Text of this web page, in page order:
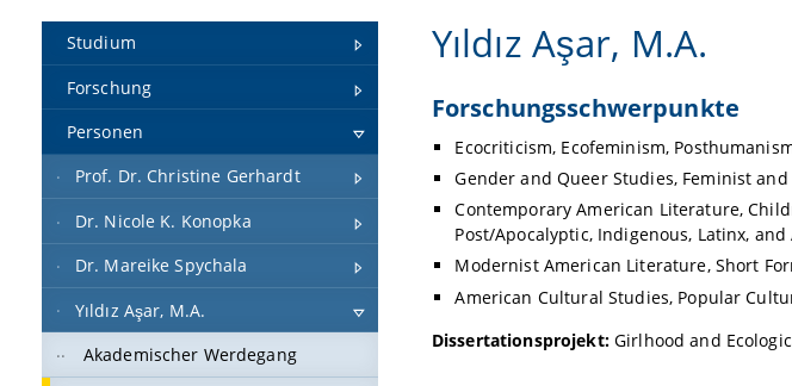
Studium
Forschung
Personen
Prof. Dr. Christine Gerhardt
Dr. Nicole K. Konopka
Dr. Mareike Spychala
Yıldız Aşar, M.A.
Akademischer Werdegang
Yıldız Aşar, M.A.
Forschungsschwerpunkte
Ecocriticism, Ecofeminism,
Gender and Queer Studies, Feminist
Contemporary American Literature,
Post/Apocalyptic, Indigenous, Latinx,
Modernist American Literature, Short
American Cultural Studies, Popular
Dissertationsprojekt:Girlhood and